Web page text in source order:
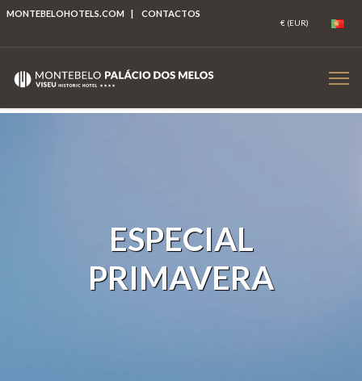
MONTEBELOHOTELS.COM | CONTACTOS
ESPECIAL
PRIMAVERA